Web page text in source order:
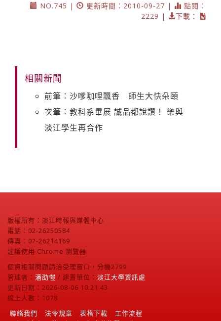
NO.745 |
更新時間：2010-09-27 |
點閱：
2229 |
下載：
相關新聞
前筆：沙嗲咖哩飄香 師生大快朵頤
次筆：教科系畢展 誠品都說讚！ 樂與
淡江學生再合作
版權所有：淡江時報與媒體中心
電話：02-26250584
傳真：02-26214169
建議使用 Chrome 瀏覽器
個資相關問題請洽受理窗口，分機2799
管理者： 潘劭愷 / 建置單位： 淡江大學資訊處
更新日期：2026-08-06 10:21:43
線上人數：1078
聯絡我們
法令規章 表格下載
工作流程